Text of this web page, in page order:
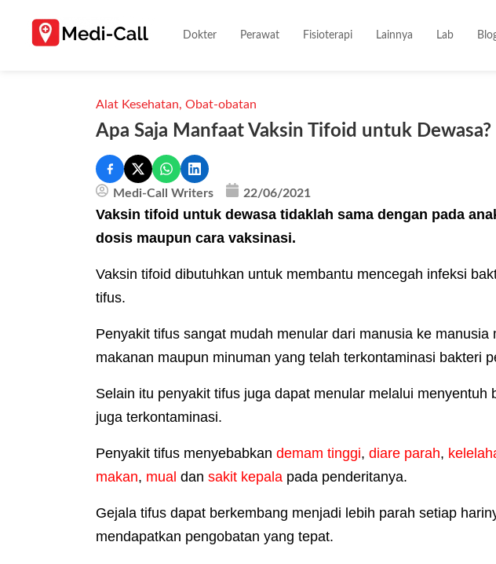
Dokter Perawat Fisioterapi Lainnya Lab
Alat Kesehatan, Obat-obatan
Apa Saja Manfaat Vaksin Tifoid untuk Dewasa?
Medi-Call Writers 22/06/2021
Vaksin tifoid untuk dewasa tidaklah sama dengan pada
dosis maupun cara vaksinasi.
Vaksin tifoid dibutuhkan untuk membantu mencegah infeksi
tifus.
Penyakit tifus sangat mudah menular dari manusia ke manusia
makanan maupun minuman yang telah terkontaminasi bakteri
Selain itu penyakit tifus juga dapat menular melalui menyentuh
juga terkontaminasi.
Penyakit tifus menyebabkan demam tinggi, diare parah,
makan, mual dan sakit kepala pada penderitanya.
Gejala tifus dapat berkembang menjadi lebih parah setiap
mendapatkan pengobatan yang tepat.